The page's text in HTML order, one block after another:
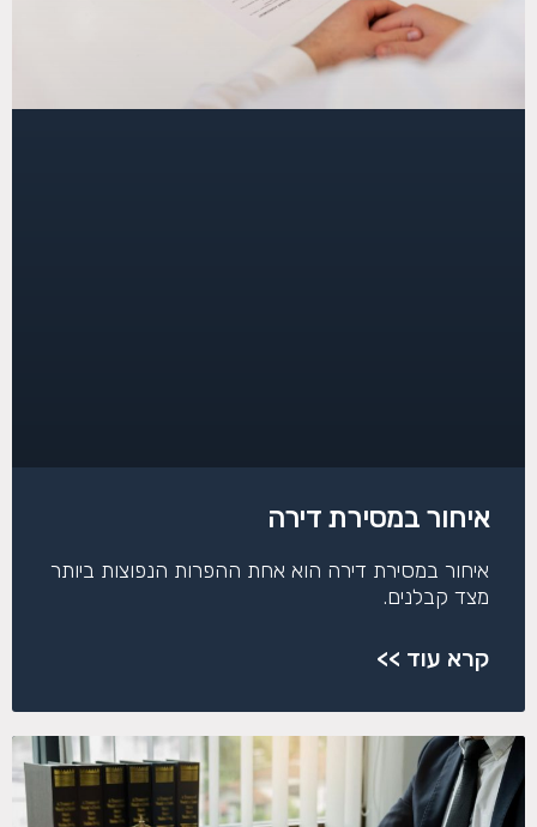
איחור במסירת דירה
איחור במסירת דירה הוא אחת ההפרות הנפוצות ביותר
מצד קבלנים.
קרא עוד >>